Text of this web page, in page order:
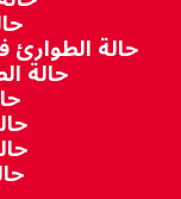
حالة الطوارئ
حالة